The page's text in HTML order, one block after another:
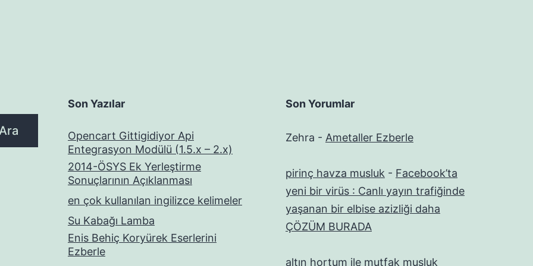
Son Yazılar
Opencart Gittigidiyor Api
Entegrasyon Modülü (1.5.x – 2.x)
2014-ÖSYS Ek Yerleştirme
Sonuçlarının Açıklanması
en çok kullanılan ingilizce kelimeler
Su Kabağı Lamba
Enis Behiç Koryürek Eserlerini
Ezberle
Son Yorumlar
Zehra - Ametaller Ezberle
pirinç havza musluk - Facebook’ta
yeni bir virüs : Canlı yayın trafiğinde
yaşanan bir elbise azizliği daha
ÇÖZÜM BURADA
altın hortum ile mutfak musluk